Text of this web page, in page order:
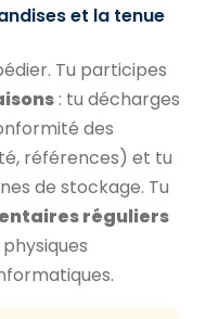
et la tenue
Tu participes
: tu décharges
des
références) et tu
de stockage. Tu
réguliers